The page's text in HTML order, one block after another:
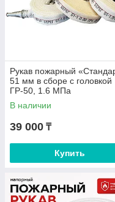
Рукав пожарный
51 мм в сборе с головкой
ГР-50, 1.6 МПа
В наличии
39 000 ₸
Купить